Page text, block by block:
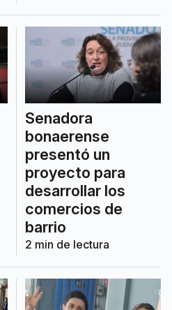
Senadora
bonaerense
presentó un
proyecto para
desarrollar los
comercios de
barrio
2 min de lectura